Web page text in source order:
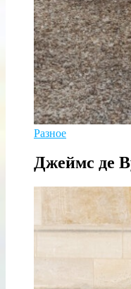
Разное
Джеймс де